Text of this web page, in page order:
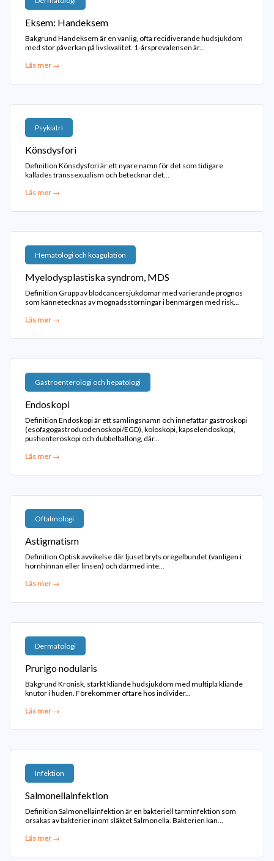
Eksem: Handeksem
Bakgrund Handeksem är en vanlig, ofta recidiverande hudsjukdom
med stor påverkan på livskvalitet. 1-årsprevalensen är...
Läs mer →
Psykiatri
Könsdysfori
Definition Könsdysfori är ett nyare namn för det som tidigare
kallades transsexualism och betecknar det...
Läs mer →
Hematologi och koagulation
Myelodysplastiska syndrom, MDS
Definition Grupp av blodcancersjukdomar med varierande prognos
som kännetecknas av mognadsstörningar i benmärgen med risk...
Läs mer →
Gastroenterologi och hepatologi
Endoskopi
Definition Endoskopi är ett samlingsnamn och innefattar gastroskopi
(esofagogastroduodenoskopi/EGD), koloskopi, kapselendoskopi,
pushenteroskopi och dubbelballong, där...
Läs mer →
Oftalmologi
Astigmatism
Definition Optisk avvikelse där ljuset bryts oregelbundet (vanligen i
hornhinnan eller linsen) och därmed inte...
Läs mer →
Dermatologi
Prurigo nodularis
Bakgrund Kronisk, starkt kliande hudsjukdom med multipla kliande
knutor i huden. Förekommer oftare hos individer...
Läs mer →
Infektion
Salmonellainfektion
Definition Salmonellainfektion är en bakteriell tarminfektion som
orsakas av bakterier inom släktet Salmonella. Bakterien kan...
Läs mer →